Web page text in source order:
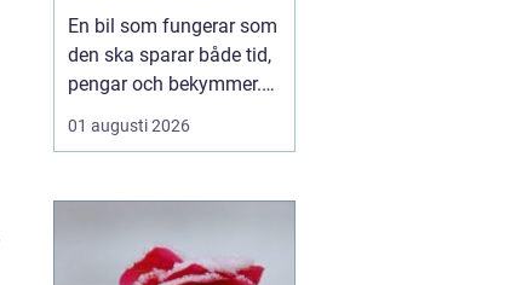
trygg och hållbar
bilvardag
En bil som fungerar som
den ska sparar både tid,
pengar och bekymmer.
För många förare blir
servicefrågan ändå
tills en varningslampa
känns fel. Ge...
01 augusti 2026